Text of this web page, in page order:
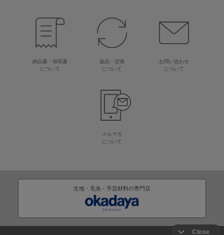
納品書・領収書
について
返品・交換
について
お問い合わせ
について
メルマガ
について
生地・毛糸・手芸材料の専門店